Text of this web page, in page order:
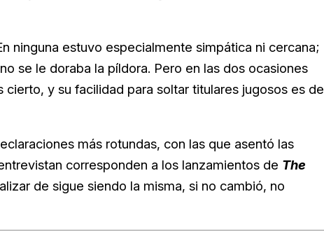
ninguna estuvo especialmente simpática ni cercana;
se le doraba la píldora. Pero en las dos ocasiones
y su facilidad para soltar titulares jugosos es de
más rotundas, con las que asentó las
corresponden a los lanzamientos de The
de sigue siendo la misma, si no cambió, no